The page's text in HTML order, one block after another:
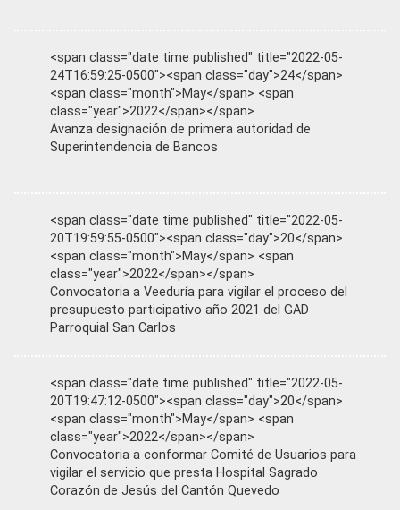
<span class="date time published" title="2022-05-
24T16:59:25-0500"><span class="day">24</span>
<span class="month">May</span> <span
class="year">2022</span></span>
Avanza designación de primera autoridad de
Superintendencia de Bancos
<span class="date time published" title="2022-05-
20T19:59:55-0500"><span class="day">20</span>
<span class="month">May</span> <span
class="year">2022</span></span>
Convocatoria a Veeduría para vigilar el proceso del
presupuesto participativo año 2021 del GAD
Parroquial San Carlos
<span class="date time published" title="2022-05-
20T19:47:12-0500"><span class="day">20</span>
<span class="month">May</span> <span
class="year">2022</span></span>
Convocatoria a conformar Comité de Usuarios para
vigilar el servicio que presta Hospital Sagrado
Corazón de Jesús del Cantón Quevedo